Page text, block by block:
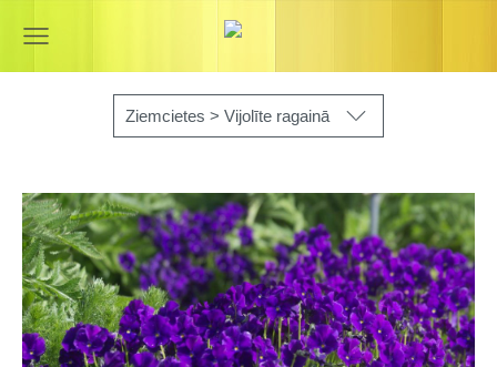
Ziemcietes > Vijolīte ragainā